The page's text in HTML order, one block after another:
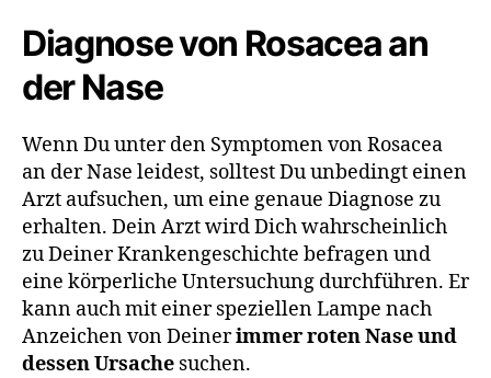
Diagnose von Rosacea an
der Nase
Wenn Du unter den Symptomen von Rosacea
an der Nase leidest, solltest Du unbedingt einen
Arzt aufsuchen, um eine genaue Diagnose zu
erhalten. Dein Arzt wird Dich wahrscheinlich
zu Deiner Krankengeschichte befragen und
eine körperliche Untersuchung durchführen. Er
kann auch mit einer speziellen Lampe nach
Anzeichen von Deinerimmer roten Nase und
dessen Ursache suchen.